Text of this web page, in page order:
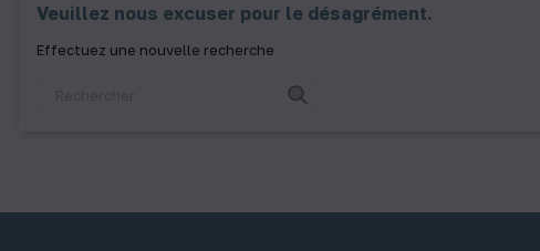
Veuillez nous excuser pour le désagrément.
Effectuez une nouvelle recherche